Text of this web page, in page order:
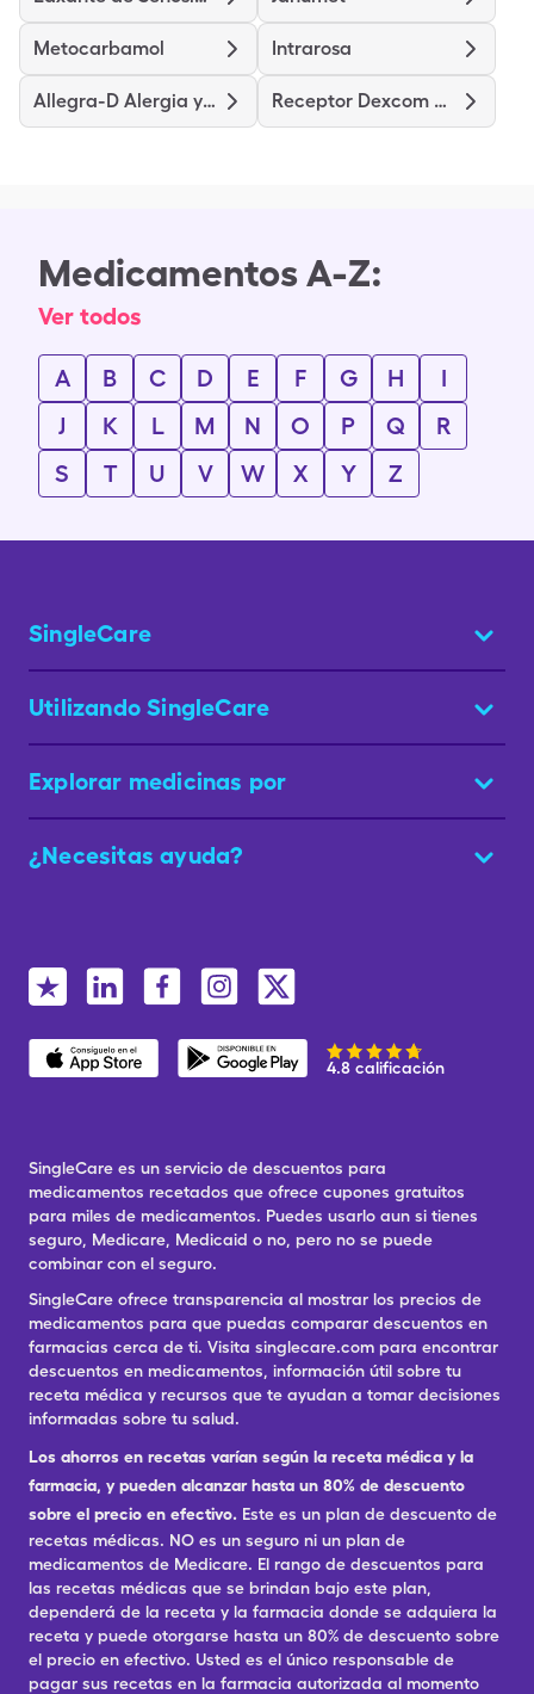
Metocarbamol Intrarosa
Allegra-D Alergia y congestión Receptor Dexcom G6
Medicamentos A-Z:
Ver todos
A B C D E F G H
I
J
K L M N O P Q
R
S
T U V W X Y Z
SingleCare
Utilizando SingleCare
Explorar medicinas por
¿Necesitas ayuda?
4.8 calificación
SingleCare es un servicio de descuentos para
medicamentos recetados que ofrece cupones gratuitos
para miles de medicamentos. Puedes usarlo aun si tienes
seguro, Medicare, Medicaid o no, pero no se puede
combinar con el seguro.
SingleCare ofrece transparencia al mostrar los precios de
medicamentos para que puedas comparar descuentos en
farmacias cerca de ti. Visita singlecare.com para encontrar
descuentos en medicamentos, información útil sobre tu
receta médica y recursos que te ayudan a tomar decisiones
informadas sobre tu salud.
Los ahorros en recetas varían según la receta médica y la
farmacia, y pueden alcanzar hasta un 80% de descuento
sobre el precio en efectivo. Este es un plan de descuento de
recetas médicas. NO es un seguro ni un plan de
medicamentos de Medicare. El rango de descuentos para
las recetas médicas que se brindan bajo este plan,
dependerá de la receta y la farmacia donde se adquiera la
receta y puede otorgarse hasta un 80% de descuento sobre
el precio en efectivo. Usted es el único responsable de
pagar sus recetas en la farmacia autorizada al momento